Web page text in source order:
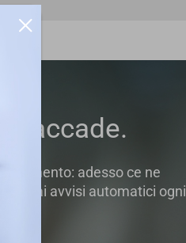
momento: adesso ce ne
avvisi automatici ogni
accade.